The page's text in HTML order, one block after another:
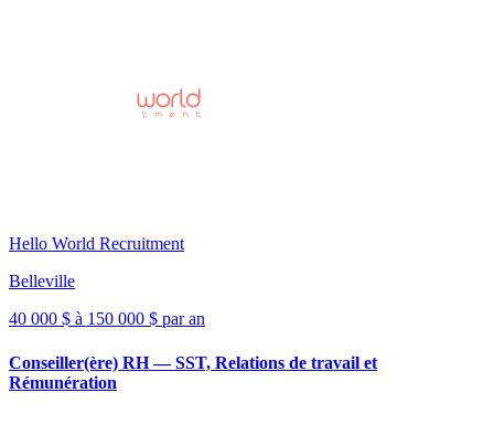
Hello World Recruitment
Belleville
40 000 $ à 150 000 $ par an
Conseiller(ère) RH — SST, Relations de travail et
Rémunération